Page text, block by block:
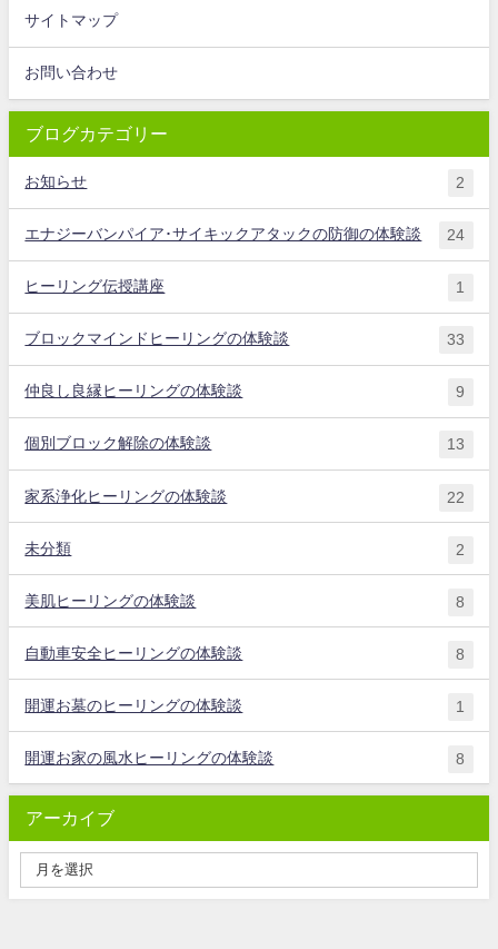
サイトマップ
お問い合わせ
ブログカテゴリー
お知らせ 2
エナジーバンパイア･サイキックアタックの防御の体験談 24
ヒーリング伝授講座 1
ブロックマインドヒーリングの体験談 33
仲良し良縁ヒーリングの体験談 9
個別ブロック解除の体験談 13
家系浄化ヒーリングの体験談 22
未分類 2
美肌ヒーリングの体験談 8
自動車安全ヒーリングの体験談 8
開運お墓のヒーリングの体験談 1
開運お家の風水ヒーリングの体験談 8
アーカイブ